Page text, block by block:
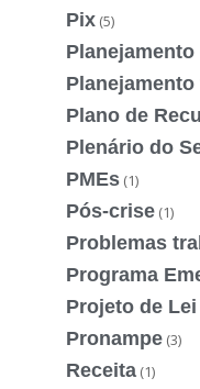
Pix (5)
Plano de
Plenário do
PMEs (1)
Pós-crise (1)
Problemas
Programa
Projeto de
Pronampe (3)
Receita (1)